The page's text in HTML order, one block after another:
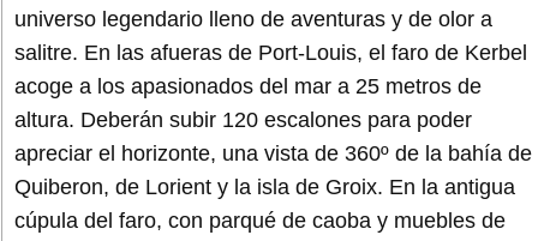
universo legendario lleno de aventuras y de olor a
salitre. En las afueras de Port-Louis, el faro de Kerbel
acoge a los apasionados del mar a 25 metros de
altura. Deberán subir 120 escalones para poder
apreciar el horizonte, una vista de 360º de la bahía de
Quiberon, de Lorient y la isla de Groix. En la antigua
cúpula del faro, con parqué de caoba y muebles de